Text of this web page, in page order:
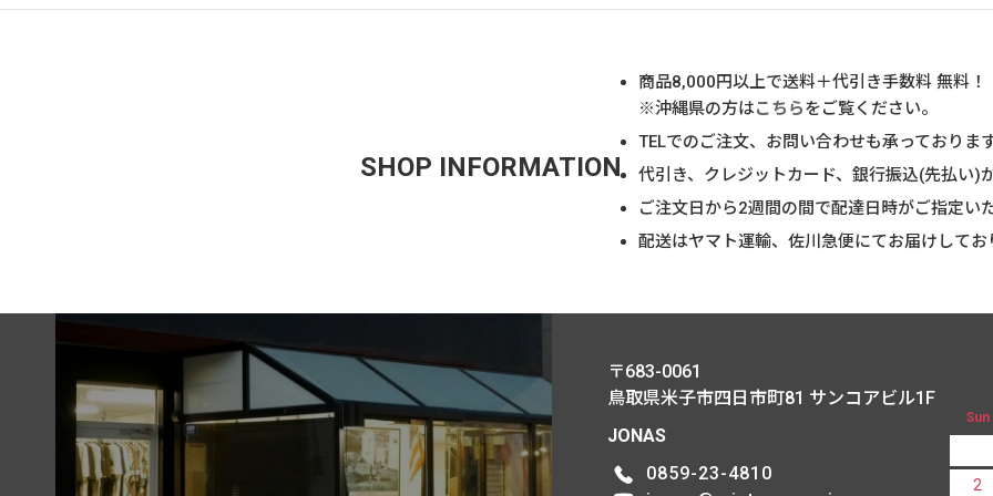
SHOP INFORMATION
商品8,000円以上で送料＋代引き手数料 無料！
※沖縄県の方はこちらをご覧ください。
TELでのご注文、お問い合わせも承っておりま
代引き、クレジットカード、銀行振込(先払い)
ご注文日から2週間の間で配達日時がご指定い
配送はヤマト運輸、佐川急便にてお届けしてお
〒683-0061
鳥取県米子市四日市町81 サンコアビル1F
JONAS
0859-23-4810
Sun
2